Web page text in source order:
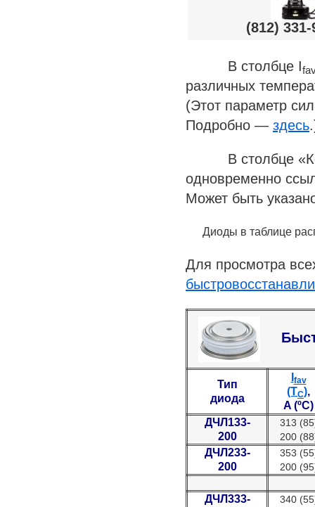
(812) 331-
В столбце I
различных
(Этот параметр
Подробно — здесь
В столбце
одновременно
Может быть
Диоды в таблице
Для просмотра
Тип
диода
fav
(TC),
A (ºC)
ДЧЛ133-
200
313
200
ДЧЛ233-
200
353
200
ДЧЛ333- 340